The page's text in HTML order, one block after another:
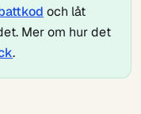
och låt
Mer om hur det
.